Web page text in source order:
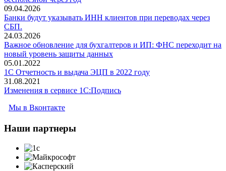
09.04.2026
Банки будут указывать ИНН клиентов при переводах через
СБП.
24.03.2026
Важное обновление для бухгалтеров и ИП: ФНС переходит на
новый уровень защиты данных
05.01.2022
1С Отчетность и выдача ЭЦП в 2022 году
31.08.2021
Изменения в сервисе 1C:Подпись
Мы в Вконтакте
Наши партнеры